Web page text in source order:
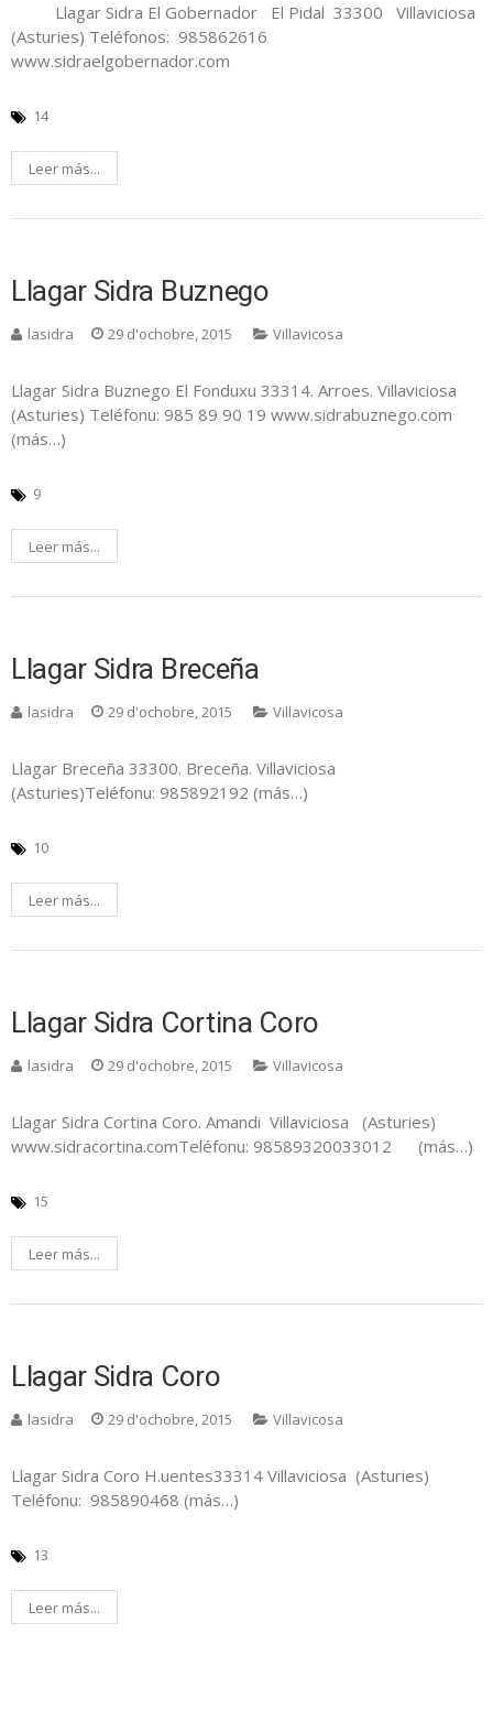
Llagar Sidra El Gobernador El Pidal 33300 Villaviciosa
(Asturies) Teléfonos: 985862616
www.sidraelgobernador.com
14
Leer más...
Llagar Sidra Buznego
lasidra 29 d'ochobre, 2015 Villavicosa
Llagar Sidra Buznego El Fonduxu 33314. Arroes. Villaviciosa
(Asturies) Teléfonu: 985 89 90 19 www.sidrabuznego.com
(más…)
9
Leer más...
Llagar Sidra Breceña
lasidra 29 d'ochobre, 2015 Villavicosa
Llagar Breceña 33300. Breceña. Villaviciosa
(Asturies)Teléfonu: 985892192 (más…)
10
Leer más...
Llagar Sidra Cortina Coro
lasidra 29 d'ochobre, 2015 Villavicosa
Llagar Sidra Cortina Coro. Amandi Villaviciosa (Asturies)
www.sidracortina.comTeléfonu: 98589320033012 (más…)
15
Leer más...
Llagar Sidra Coro
lasidra 29 d'ochobre, 2015 Villavicosa
Llagar Sidra Coro H.uentes33314 Villaviciosa (Asturies)
Teléfonu: 985890468 (más…)
13
Leer más...